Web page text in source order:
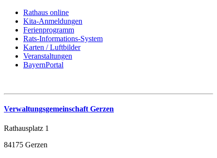
Rathaus online
Kita-Anmeldungen
Ferienprogramm
Rats-Informations-System
Karten / Luftbilder
Veranstaltungen
BayernPortal
Verwaltungsgemeinschaft Gerzen
Rathausplatz 1
84175 Gerzen